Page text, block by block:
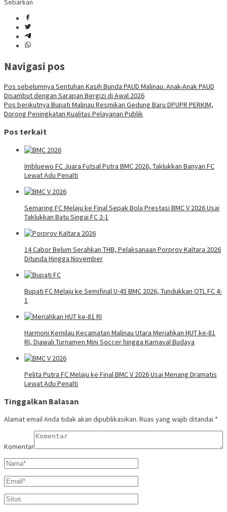
Sebarkan
Navigasi pos
Pos sebelumnya Sentuhan Kasih Bunda PAUD Malinau: Anak-Anak PAUD
Disambut dengan Sarapan Bergizi di Awal 2026
Pos berikutnya Bupati Malinau Resmikan Gedung Baru DPUPR PERKIM,
Dorong Peningkatan Kualitas Pelayanan Publik
Pos terkait
Imbluewo FC Juara Futsal Putra BMC 2026, Taklukkan Banyan FC
Lewat Adu Penalti
Semaring FC Melaju ke Final Sepak Bola Prestasi BMC V 2026 Usai
Taklukkan Batu Singai FC 2-1
14 Cabor Belum Serahkan THB, Pelaksanaan Porprov Kaltara 2026
Ditunda Hingga November
Bupati FC Melaju ke Semifinal U-45 BMC 2026, Tundukkan OTL FC 4-
1
Harmoni Kemilau Kecamatan Malinau Utara Meriahkan HUT ke-81
RI, Diawali Turnamen Mini Soccer hingga Karnaval Budaya
Pelita Putra FC Melaju ke Final BMC V 2026 Usai Menang Dramatis
Lewat Adu Penalti
Tinggalkan Balasan
Alamat email Anda tidak akan dipublikasikan. Ruas yang wajib ditandai *
Komentar